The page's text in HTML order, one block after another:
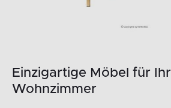
Einzigartige Möbel für Ihr
Wohnzimmer